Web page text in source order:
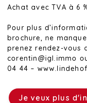
Achat avec TVA à 6
Pour plus
brochure, ne
prenez rendez-vous
corentin@igl.immo
04 44 –
Je veux plus